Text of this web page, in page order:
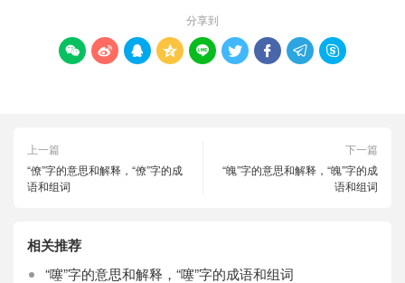
分享到
        
上一篇
“僚”字的意思和解释，“僚”字的成
语和组词
下一篇
“魄”字的意思和解释，“魄”字的成
语和组词
相关推荐
“噻”字的意思和解释，“噻”字的成语和组词